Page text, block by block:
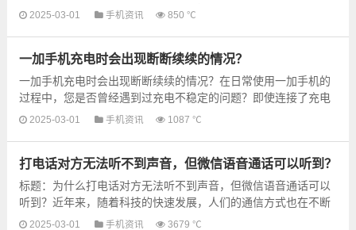
更好地管理手机上的数据，与电脑连接并进行数据传输是必不
2025-03-01 手机资讯 850 ℃
一加手机充电时会出现断断续续的情况？
一加手机充电时会出现断断续续的情况？在日常使用一加手机的
过程中，您是否曾经遇到过充电不稳定的问题？即使连接了充电
器，手机充电却断断续续，不仅浪费了时间，也让人感到困惑。
2025-03-01 手机资讯 1087 ℃
打电话对方无法听不到声音，但微信语音通话可以听到？
标题：为什么打电话对方无法听不到声音，但微信语音通话可以
听到？近年来，随着科技的快速发展，人们的通信方式也在不断
改变。传统的电话通信逐渐被新兴的即时通讯工具代替，其中微
2025-03-01 手机资讯 3679 ℃